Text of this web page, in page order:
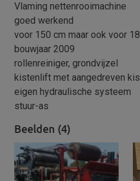
Vlaming nettenrooimachine
goed werkend
voor 150 cm maar ook voor
bouwjaar 2009
rollenreiniger, grondvijzel
kistenlift met aangedreven
eigen hydraulische systeem
stuur-as
Beelden (4)